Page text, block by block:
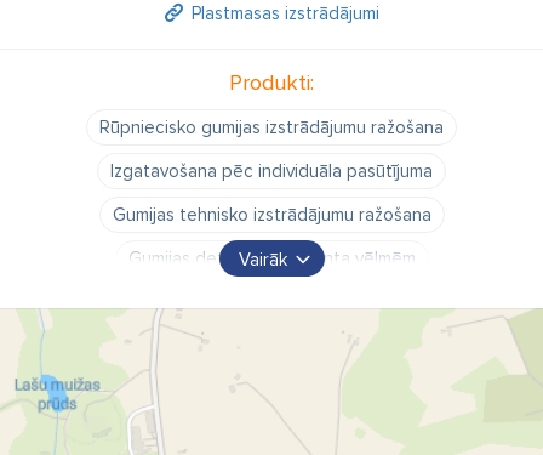
Plastmasas izstrādājumi
Produkti:
Rūpniecisko gumijas izstrādājumu ražošana
Izgatavošana pēc individuāla pasūtījuma
Gumijas tehnisko izstrādājumu ražošana
Gumijas detaļas pēc klienta vēlmēm
Plastika gumija
Plastika rūpnieciskā gumija
Gumijas detaļas
Gumiju detaļu izgatavošana
Gumijas detaļas Eglaine
Vairāk